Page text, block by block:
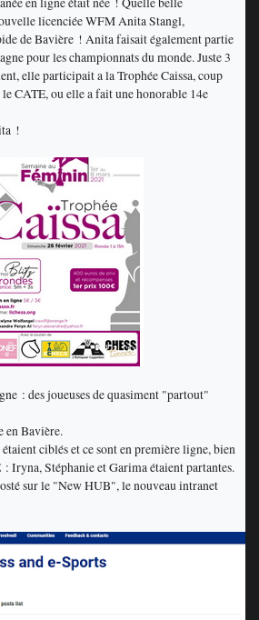
licenciée WFM Anita Stangl,
de Bavière ! Anita faisait également partie
pour les championnats du monde. Juste 3
elle participait a la Trophée Caissa, coup
CATE, ou elle a fait une honorable 14e
!
: des joueuses de quasiment "partout"
en Bavière.
ciblés et ce sont en première ligne, bien
: Iryna, Stéphanie et Garima étaient partantes.
sur le "New HUB", le nouveau intranet